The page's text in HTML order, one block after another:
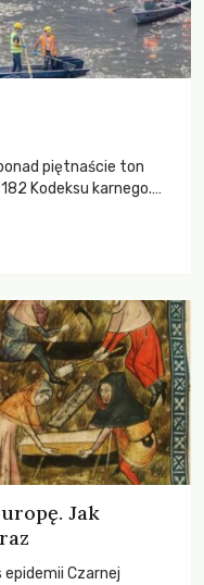
piętnaście ton
Kodeksu karnego.
śmierci rzeki.
Jak
Czarnej